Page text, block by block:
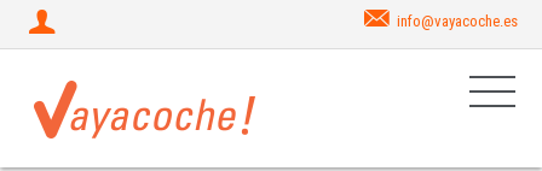
info@vayacoche.es